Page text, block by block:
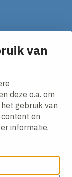
van
deze o.a. om
gebruik van
en
informatie,